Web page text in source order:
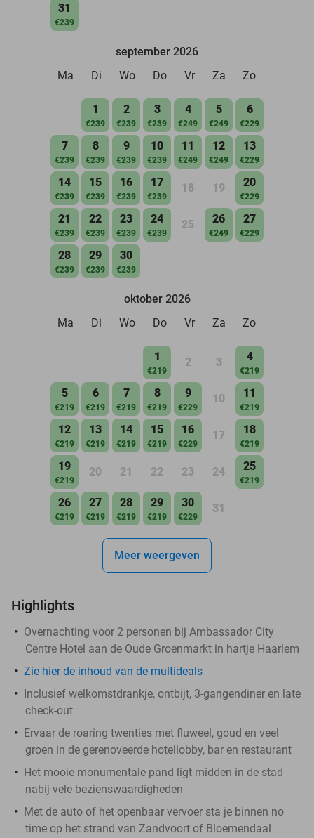
31
€239
september 2026
Ma
Di Wo Do Vr Za Zo
1
€239
2
€239
3
€239
4
€249
5
€249
6
€229
7
€239
8
€239
9
€239
10
€239
11
€249
12
€249
13
€229
14
€239
15
€239
16
€239
17
€239
18 19 20
€229
21
€239
22
€239
23
€239
24
€239
25 26
€249
27
€229
28
€239
29
€239
30
€239
oktober 2026
Ma
Di Wo Do Vr Za Zo
1
€219
2 3 4
€219
5
€219
6
€219
7
€219
8
€219
9
€229
10 11
€219
12
€219
13
€219
14
€219
15
€219
16
€229
17 18
€219
19
€219
20 21 22 23 24 25
€219
26
€219
27
€219
28
€219
29
€219
30
€229
31
Meer weergeven
Highlights
Overnachting voor 2 personen bij Ambassador City
Centre Hotel aan de Oude Groenmarkt in hartje Haarlem
Zie hier de inhoud van de multideals
Inclusief welkomstdrankje, ontbijt, 3-gangendiner en late
check-out
Ervaar de roaring twenties met fluweel, goud en veel
groen in de gerenoveerde hotellobby, bar en restaurant
Het mooie monumentale pand ligt midden in de stad
nabij vele bezienswaardigheden
Met de auto of het openbaar vervoer sta je binnen no
time op het strand van Zandvoort of Bloemendaal